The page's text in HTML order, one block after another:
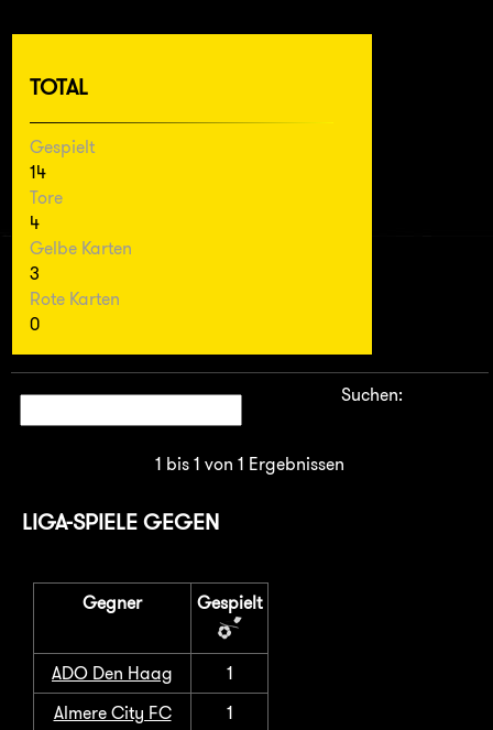
TOTAL
Gespielt
14
Tore
4
Gelbe Karten
3
Rote Karten
0
Suchen:
1 bis 1 von 1 Ergebnissen
LIGA-SPIELE GEGEN
Gegner Gespielt
ADO Den Haag
1
Almere City FC
1